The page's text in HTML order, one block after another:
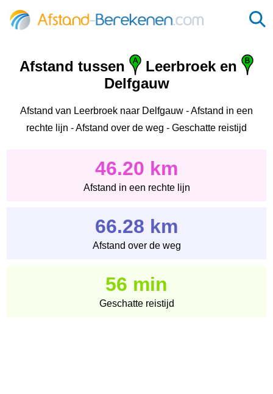
Afstand tussen
Leerbroek en
Delfgauw
Afstand van Leerbroek naar Delfgauw - Afstand in een
rechte lijn - Afstand over de weg - Geschatte reistijd
46.20 km
Afstand in een rechte lijn
66.28 km
Afstand over de weg
56 min
Geschatte reistijd